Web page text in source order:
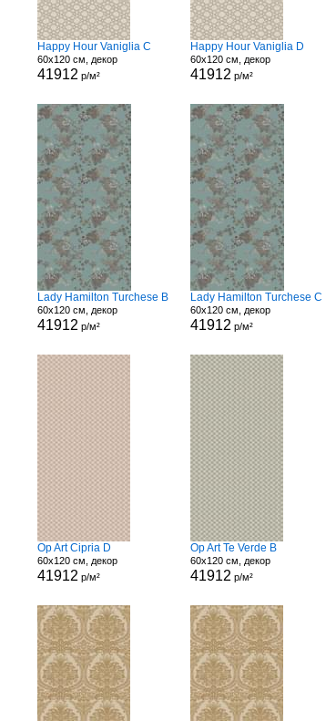
Happy Hour Vaniglia C
60x120 см, декор
41912 р/м²
Happy Hour Vaniglia D
60x120 см, декор
41912 р/м²
Lady Hamilton Turchese B
60x120 см, декор
41912 р/м²
Lady Hamilton Turchese C
60x120 см, декор
41912 р/м²
Op Art Cipria D
60x120 см, декор
41912 р/м²
Op Art Te Verde B
60x120 см, декор
41912 р/м²